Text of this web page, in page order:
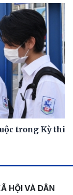
trong Kỳ thi
HỘI VÀ DÂN